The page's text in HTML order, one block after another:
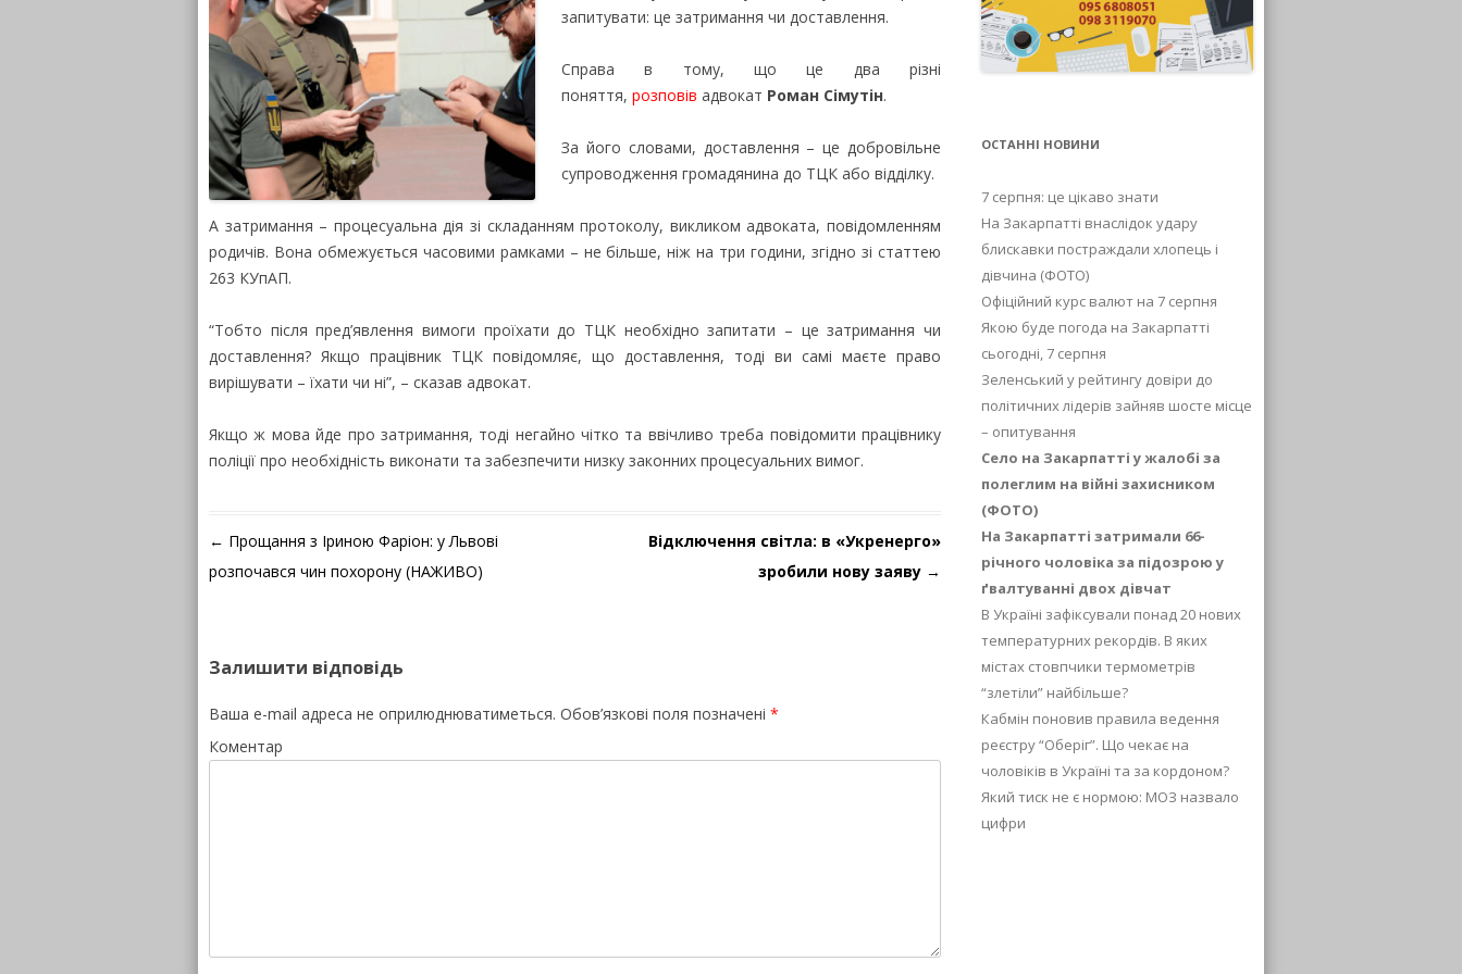
запитувати: це затримання чи доставлення.
Справа в тому, що це два різні
поняття, розповів адвокат Роман Сімутін.
За його словами, доставлення – це добровільне
супроводження громадянина до ТЦК або відділку.
А затримання – процесуальна дія зі складанням протоколу, викликом адвоката, повідомленням
родичів. Вона обмежується часовими рамками – не більше, ніж на три години, згідно зі статтею
263 КУпАП.
“Тобто після пред’явлення вимоги проїхати до ТЦК необхідно запитати – це затримання чи
доставлення? Якщо працівник ТЦК повідомляє, що доставлення, тоді ви самі маєте право
вирішувати – їхати чи ні”, – сказав адвокат.
Якщо ж мова йде про затримання, тоді негайно чітко та ввічливо треба повідомити працівнику
поліції про необхідність виконати та забезпечити низку законних процесуальних вимог.
Навігація по запису
← Прощання з Іриною Фаріон: у Львові
розпочався чин похорону (НАЖИВО)
Відключення світла: в «Укренерго»
зробили нову заяву →
Залишити відповідь
Ваша e-mail адреса не оприлюднюватиметься. Обов’язкові поля позначені *
Коментар
ОСТАННІ НОВИНИ
7 серпня: це цікаво знати
На Закарпатті внаслідок удару
блискавки постраждали хлопець і
дівчина (ФОТО)
Офіційний курс валют на 7 серпня
Якою буде погода на Закарпатті
сьогодні, 7 серпня
Зеленський у рейтингу довіри до
політичних лідерів зайняв шосте місце
– опитування
Село на Закарпатті у жалобі за
полеглим на війні захисником
(ФОТО)
На Закарпатті затримали 66-
річного чоловіка за підозрою у
ґвалтуванні двох дівчат
В Україні зафіксували понад 20 нових
температурних рекордів. В яких
містах стовпчики термометрів
“злетіли” найбільше?
Кабмін поновив правила ведення
реєстру “Оберіг”. Що чекає на
чоловіків в Україні та за кордоном?
Який тиск не є нормою: МОЗ назвало
цифри